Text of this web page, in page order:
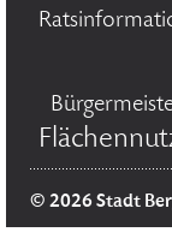
© 2026 Stadt